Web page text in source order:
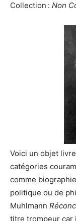
Collection : Non
Voici un objet
catégories
comme
politique ou de
Muhlmann
titre trompeur car